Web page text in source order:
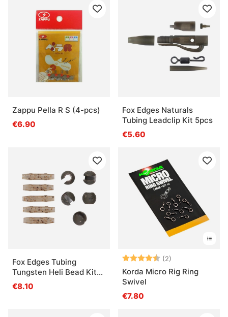
Zappu Pella R S (4-pcs)
€6.90
Fox Edges Naturals
Tubing Leadclip Kit 5pcs
€5.60
Fox Edges Tubing
Tungsten Heli Bead Kit
5pcs
€8.10
Arvio: (2)
Korda Micro Rig Ring
Swivel
€7.80